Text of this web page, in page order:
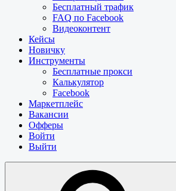
Бесплатный трафик
FAQ по Facebook
Видеоконтент
Кейсы
Новичку
Инструменты
Бесплатные прокси
Калькулятор
Facebook
Маркетплейс
Вакансии
Офферы
Войти
Выйти